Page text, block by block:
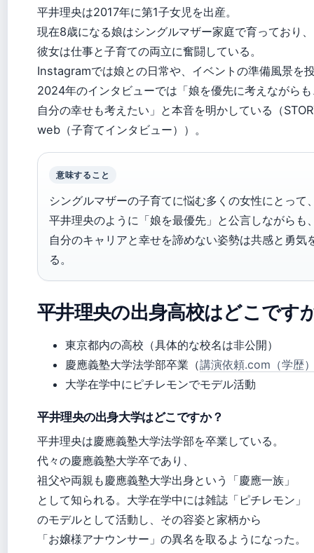
平井理央は2017年に第1子女児を出産。
現在8歳になる娘はシングルマザー家庭で育っており、
彼女は仕事と子育ての両立に奮闘している。
Instagramでは娘との日常や、イベントの準備風景を
2024年のインタビューでは「娘を優先に考えながら
自分の幸せも考えたい」と本音を明かしている（
web（子育てインタビュー））。
意味すること
シングルマザーの子育てに悩む多くの女性にとって
平井理央のように「娘を最優先」と公言しながらも
自分のキャリアと幸せを諦めない姿勢は共感と勇気
る。
平井理央の出身高校はどこです
東京都内の高校（具体的な校名は非公開）
慶應義塾大学法学部卒業（講演依頼.com（学歴
大学在学中にピチレモンでモデル活動
平井理央の出身大学はどこですか？
平井理央は慶應義塾大学法学部を卒業している。
代々の慶應義塾大学卒であり、
祖父や両親も慶應義塾大学出身という「慶應一族」
として知られる。大学在学中には雑誌「ピチレモン」
のモデルとして活動し、その容姿と家柄から
「お嬢様アナウンサー」の異名を取るようになった。